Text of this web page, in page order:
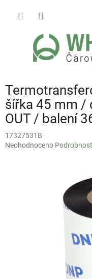
šířka 45 mm /
OUT / balení
17327531B
Průměrné
Neohodnoceno